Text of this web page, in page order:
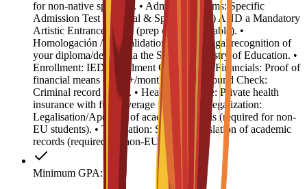
for non-native speakers. • Admission Exams: Specific
Admission Test (General & Specific parts) AND a Mandatory
Artistic Entrance Exam (prep course available). •
Homologación / Convalidation: Official legal recognition of
your diploma/degree via the Spanish Ministry of Education. •
Enrollment: IED Enrollment Certificate. • Financials: Proof of
financial means (€600+/month). • Background Check:
Criminal record check. • Health Insurance: Private health
insurance with full coverage in Spain. • Legalization:
Legalisation/Apostille of academic records (required for non-
EU students). • Translation: Spanish translation of academic
records (required for non-EU students).
Minimum GPA: 2.5